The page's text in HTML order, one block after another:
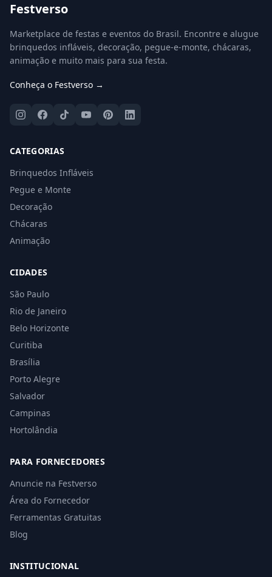
Festverso
Marketplace de festas e eventos do Brasil. Encontre e alugue
brinquedos infláveis, decoração, pegue-e-monte, chácaras,
animação e muito mais para sua festa.
Conheça o Festverso →
CATEGORIAS
Brinquedos Infláveis
Pegue e Monte
Decoração
Chácaras
Animação
CIDADES
São Paulo
Rio de Janeiro
Belo Horizonte
Curitiba
Brasília
Porto Alegre
Salvador
Campinas
Hortolândia
PARA FORNECEDORES
Anuncie na Festverso
Área do Fornecedor
Ferramentas Gratuitas
Blog
INSTITUCIONAL